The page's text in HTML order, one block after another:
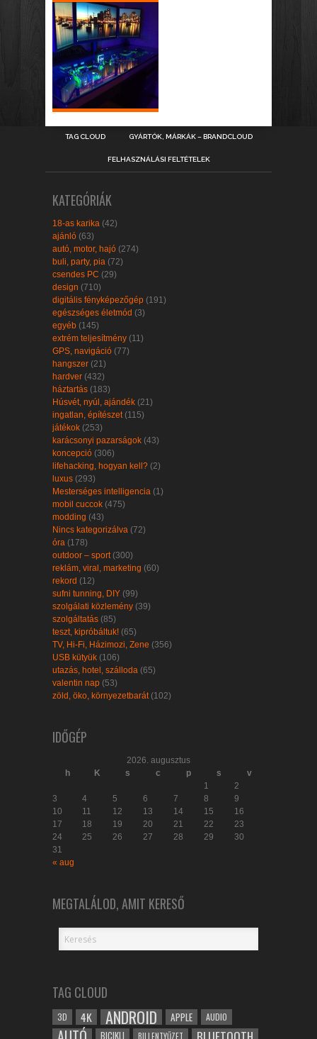
TAG CLOUD GYÁRTÓK, MÁRKÁK – BRANDCLOUD
FELHASZNÁLÁSI FELTÉTELEK
KATEGÓRIÁK
18-as karika (42)
ajánló (63)
autó, motor, hajó (274)
buli, party, pia (72)
csendes PC (29)
design (710)
digitális fényképezőgép (191)
egészséges életmód (3)
egyéb (145)
extrém teljesítmény (11)
GPS, navigáció (77)
hangszer (21)
hardver (432)
háztartás (183)
Húsvét, nyúl, ajándék (21)
ingatlan, építészet(115)
játékok (253)
karácsonyi pazarságok (43)
koncepció (306)
lifehacking, hogyan kell? (2)
luxus (293)
Mesterséges intelligencia (1)
mobil cuccok (475)
modding (43)
Nincs kategorizálva (72)
óra (178)
outdoor – sport(300)
reklám, viral, marketing (60)
rekord (12)
sufni tunning, DIY (99)
szolgálati közlemény (39)
szolgáltatás (85)
teszt, kipróbáltuk! (65)
TV, Hi-Fi, Házimozi, Zene (356)
USB kütyük (106)
utazás, hotel, szálloda (65)
valentin nap (53)
zöld, öko, környezetbarát(102)
IDŐGÉP
2026. augusztus
h
K s c p s
v
1
2
3
4 5 6 7 8
9
10
11 12 13 14 15
16
17
18 19 20 21 22
23
24
25 26 27 28 29
30
31
« aug
MEGTALÁLOD, AMIT KERESŐ
TAG CLOUD
3D 4K ANDROID APPLE AUDIO
BICIKLI BILLENTYŰZET